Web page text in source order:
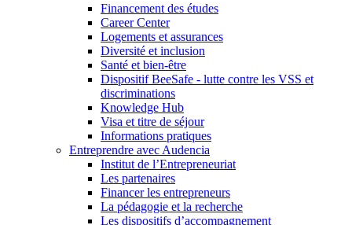
Financement des études
Career Center
Logements et assurances
Diversité et inclusion
Santé et bien-être
Dispositif BeeSafe - lutte contre les VSS et
discriminations
Knowledge Hub
Visa et titre de séjour
Informations pratiques
Entreprendre avec Audencia
Institut de l’Entrepreneuriat
Les partenaires
Financer les entrepreneurs
La pédagogie et la recherche
Les dispositifs d’accompagnement